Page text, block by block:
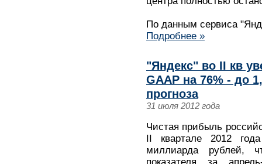
По данным сервиса
Подробнее »
"Яндекс" во II кв
GAAP на 76% - до
прогноза
31 июля 2012 года
Чистая прибыль
II квартале 2012
миллиарда рублей,